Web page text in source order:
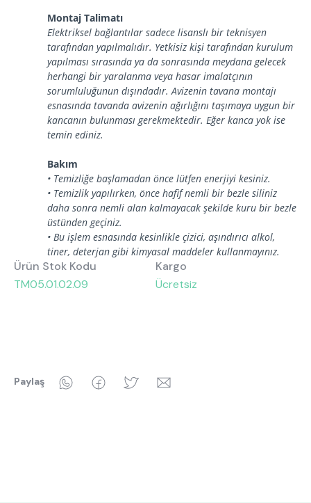
Montaj Talimatı
Elektriksel bağlantılar sadece lisanslı bir teknisyen
tarafından yapılmalıdır. Yetkisiz kişi tarafından kurulum
yapılması sırasında ya da sonrasında meydana gelecek
herhangi bir yaralanma veya hasar imalatçının
sorumluluğunun dışındadır. Avizenin tavana montajı
esnasında tavanda avizenin ağırlığını taşımaya uygun bir
kancanın bulunması gerekmektedir. Eğer kanca yok ise
temin ediniz.
Bakım
• Temizliğe başlamadan önce lütfen enerjiyi kesiniz.
• Temizlik yapılırken, önce hafif nemli bir bezle siliniz
daha sonra nemli alan kalmayacak şekilde kuru bir bezle
üstünden geçiniz.
• Bu işlem esnasında kesinlikle çizici, aşındırıcı alkol,
tiner, deterjan gibi kimyasal maddeler kullanmayınız.
Ürün Stok Kodu
TM05.01.02.09
Kargo
Ücretsiz
Paylaş WhatsAppFacebookTwitter